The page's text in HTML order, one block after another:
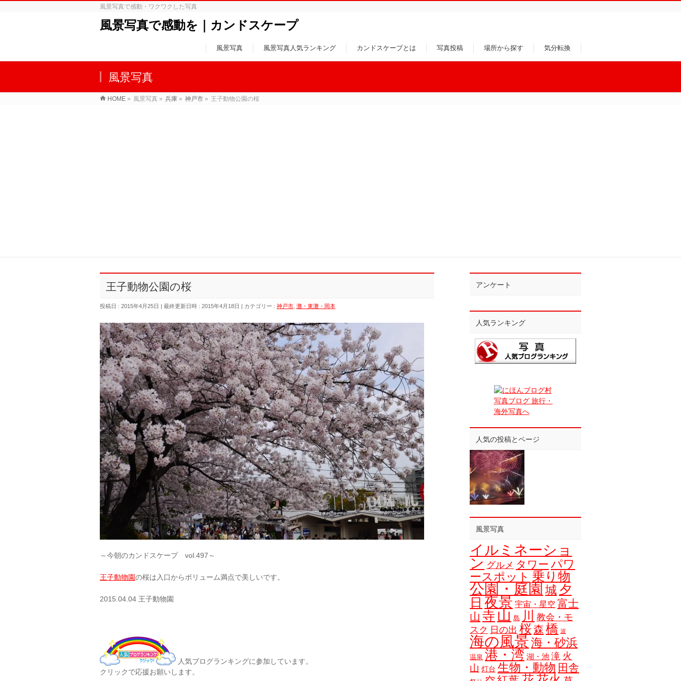
風景写真で感動・ワクワクした写真
風景写真で感動を｜カンドスケープ
風景写真 風景写真人気ランキング カンドスケープとは 写真投稿 場所から探す 気分転換
風景写真
HOME » 風景写真 » 兵庫 » 神戸市 » 王子動物公園の桜
王子動物公園の桜
投稿日 : 2015年4月25日 最終更新日時 : 2015年4月18日 カテゴリー : 神戸市 灘・東灘・岡本
～今朝のカンドスケープ vol.497～
王子動物園の桜は入口からボリューム満点で美しいです。
2015.04.04 王子動物園
人気ブログランキングに参加しています。
クリックで応援お願いします。
アンケート
人気ランキング
人気の投稿とページ
風景写真
イルミネーショ
ン グルメ タワー パワ
ースポット 乗り物
公園・庭園 城 夕
日 夜景 宇宙・星空 富士
山 寺 山 島 川
教会・モ
スク 日の出 桜森 橋 波
海の風景海・砂浜
温泉 港・湾 湖・池 滝 火
山 灯台 生物・動物 田舎